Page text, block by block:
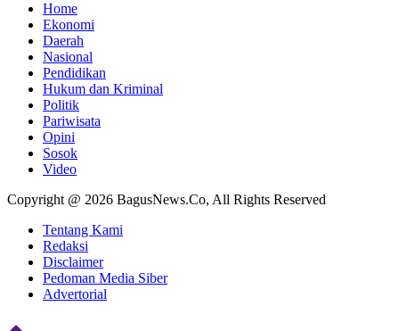
Home
Ekonomi
Daerah
Nasional
Pendidikan
Hukum dan Kriminal
Politik
Pariwisata
Opini
Sosok
Video
Copyright @ 2026 BagusNews.Co, All Rights Reserved
Tentang Kami
Redaksi
Disclaimer
Pedoman Media Siber
Advertorial